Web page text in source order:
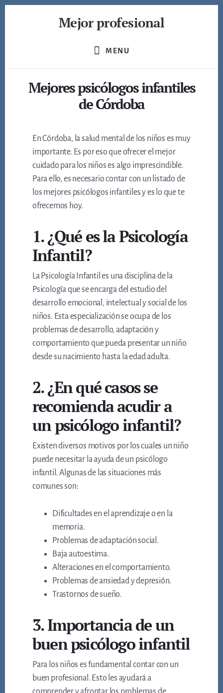
Mejor profesional
profesionales
MENU
Mejores psicólogos infantiles
de Córdoba
En Córdoba, la salud mental de los niños es muy
importante. Es por eso que ofrecer el mejor
cuidado para los niños es algo imprescindible.
Para ello, es necesario contar con un listado de
los mejores psicólogos infantiles y es lo que te
ofrecemos hoy.
1. ¿Qué es la Psicología
Infantil?
La Psicología Infantil es una disciplina de la
Psicología que se encarga del estudio del
desarrollo emocional, intelectual y social de los
niños. Esta especialización se ocupa de los
problemas de desarrollo, adaptación y
comportamiento que pueda presentar un niño
desde su nacimiento hasta la edad adulta.
2. ¿En qué casos se
recomienda acudir a
un psicólogo infantil?
Existen diversos motivos por los cuales un niño
puede necesitar la ayuda de un psicólogo
infantil. Algunas de las situaciones más
comunes son:
Dificultades en el aprendizaje o en la
memoria.
Problemas de adaptación social.
Baja autoestima.
Alteraciones en el comportamiento.
Problemas de ansiedad y depresión.
Trastornos de sueño.
3. Importancia de un
buen psicólogo infantil
Para los niños es fundamental contar con un
buen profesional. Esto les ayudará a